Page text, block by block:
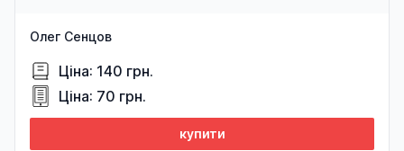
Олег Сенцов
Ціна: 140 грн.
Ціна: 70 грн.
купити